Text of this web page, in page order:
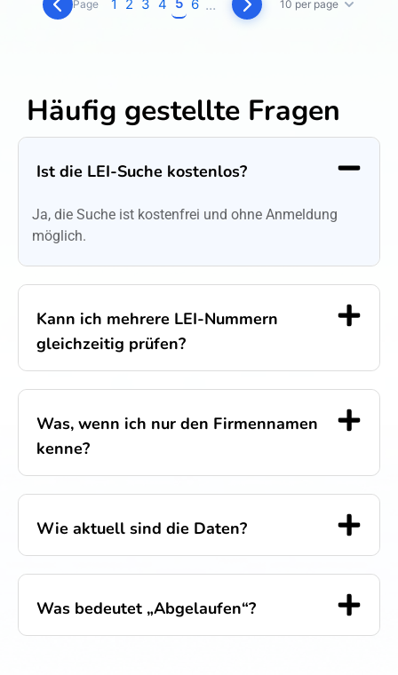
Page 1 2 3 4 6 ... 10 per page
Häufig gestellte Fragen
Ist die LEI-Suche kostenlos?
Ja, die Suche ist kostenfrei und ohne Anmeldung
möglich.
Kann ich mehrere LEI-Nummern
gleichzeitig prüfen?
Was, wenn ich nur den Firmennamen
kenne?
Wie aktuell sind die Daten?
Was bedeutet „Abgelaufen“?